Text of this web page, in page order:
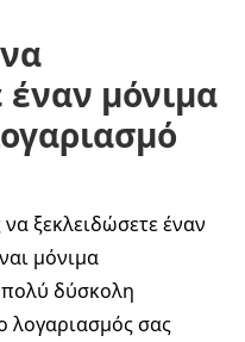
έναν μόνιμα
ξεκλειδώσετε έναν
μόνιμα
πολύ δύσκολη
λογαριασμός σας